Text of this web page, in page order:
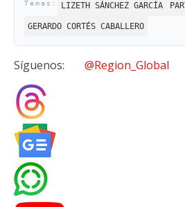
LIZETH SÁNCHEZ GARCÍA
GERARDO CORTÉS CABALLERO
Síguenos: @Region_Global